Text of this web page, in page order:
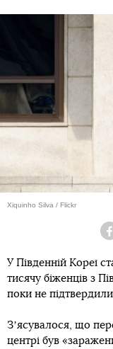
Xiquinho Silva / Flickr
У Південній Кореї
тисячу біженців з
поки не
Зʼясувалося, що
центрі був